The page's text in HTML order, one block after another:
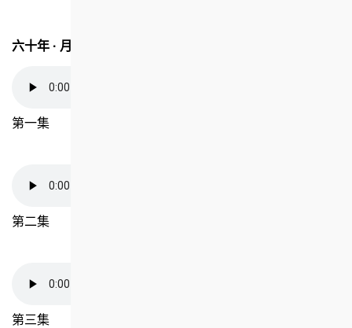
六十年 · 月 · 日志
第一集
第二集
第三集